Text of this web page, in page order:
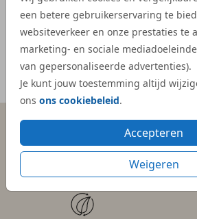
een betere gebruikerservaring te
websiteverkeer en onze prestaties te
marketing- en sociale
van gepersonaliseerde advertenties).
Je kunt jouw toestemming altijd
ons ons cookiebeleid.
Accepteren
Weigeren
Meer reviews
Persoonlijk contact